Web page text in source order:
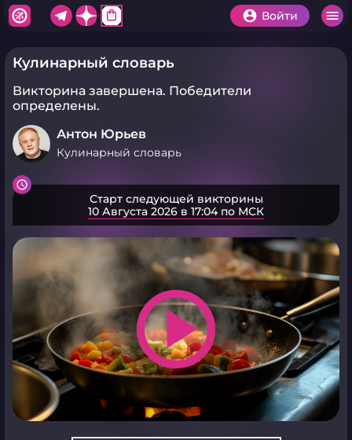
shopping_bag Войти
Кулинарный словарь
Викторина завершена. Победители
определены.
Антон Юрьев
Кулинарный словарь
Старт следующей викторины
10 Августа 2026 в 17:04 по МСК
play_arrow